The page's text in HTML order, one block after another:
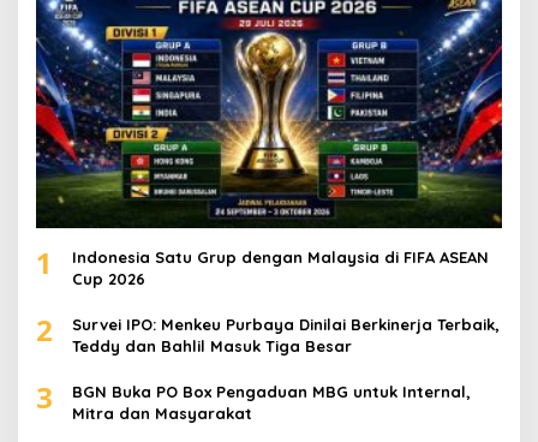
1
Indonesia Satu Grup dengan Malaysia di FIFA ASEAN
Cup 2026
2
Survei IPO: Menkeu Purbaya Dinilai Berkinerja Terbaik,
Teddy dan Bahlil Masuk Tiga Besar
3
BGN Buka PO Box Pengaduan MBG untuk Internal,
Mitra dan Masyarakat